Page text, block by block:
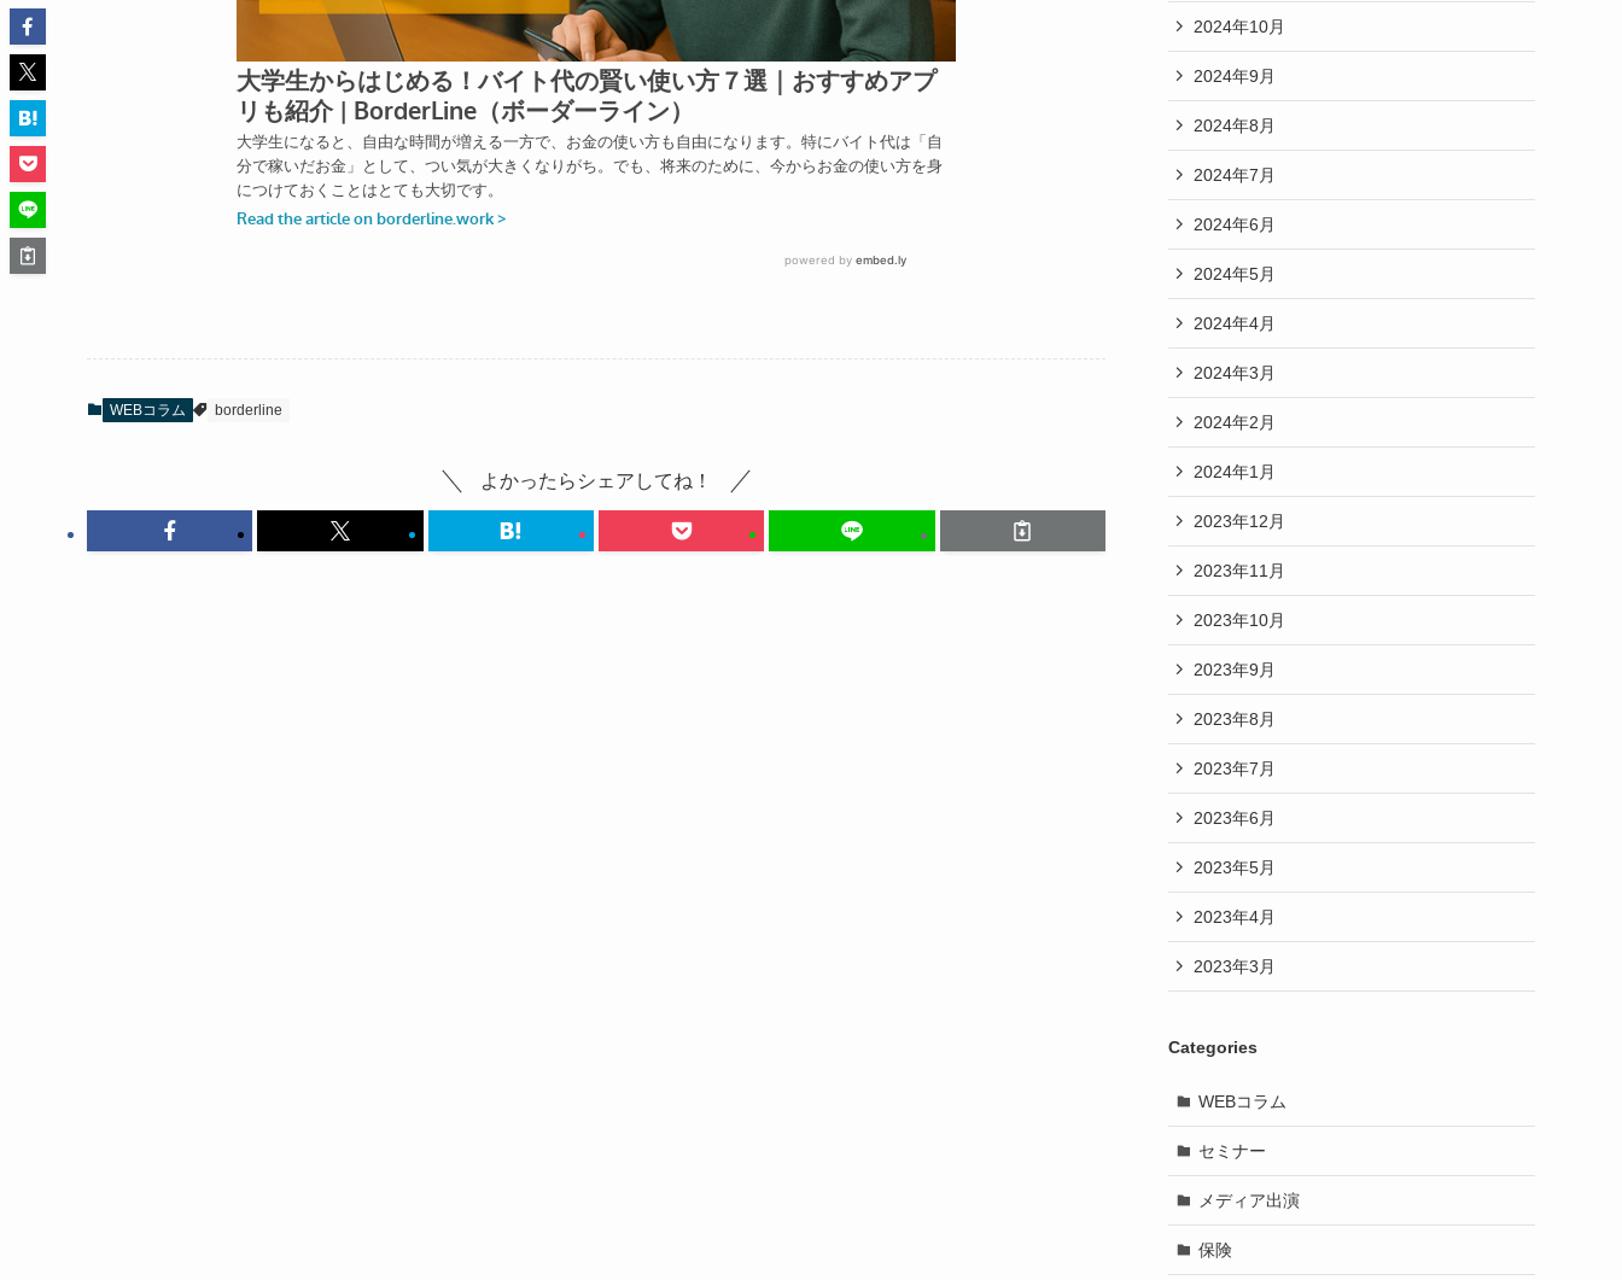
WEBコラム borderline
よかったらシェアしてね！
2024年10月
2024年9月
2024年8月
2024年7月
2024年6月
2024年5月
2024年4月
2024年3月
2024年2月
2024年1月
2023年12月
2023年11月
2023年10月
2023年9月
2023年8月
2023年7月
2023年6月
2023年5月
2023年4月
2023年3月
Categories
WEBコラム
セミナー
メディア出演
保険